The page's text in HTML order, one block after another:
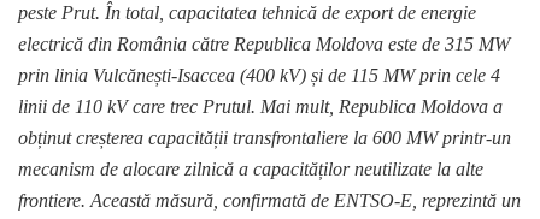
peste Prut. În total, capacitatea tehnică de export de energie
electrică din România către Republica Moldova este de 315 MW
prin linia Vulcănești-Isaccea (400 kV) și de 115 MW prin cele 4
linii de 110 kV care trec Prutul. Mai mult, Republica Moldova a
obținut creșterea capacității transfrontaliere la 600 MW printr-un
mecanism de alocare zilnică a capacităților neutilizate la alte
frontiere. Această măsură, confirmată de ENTSO-E, reprezintă un